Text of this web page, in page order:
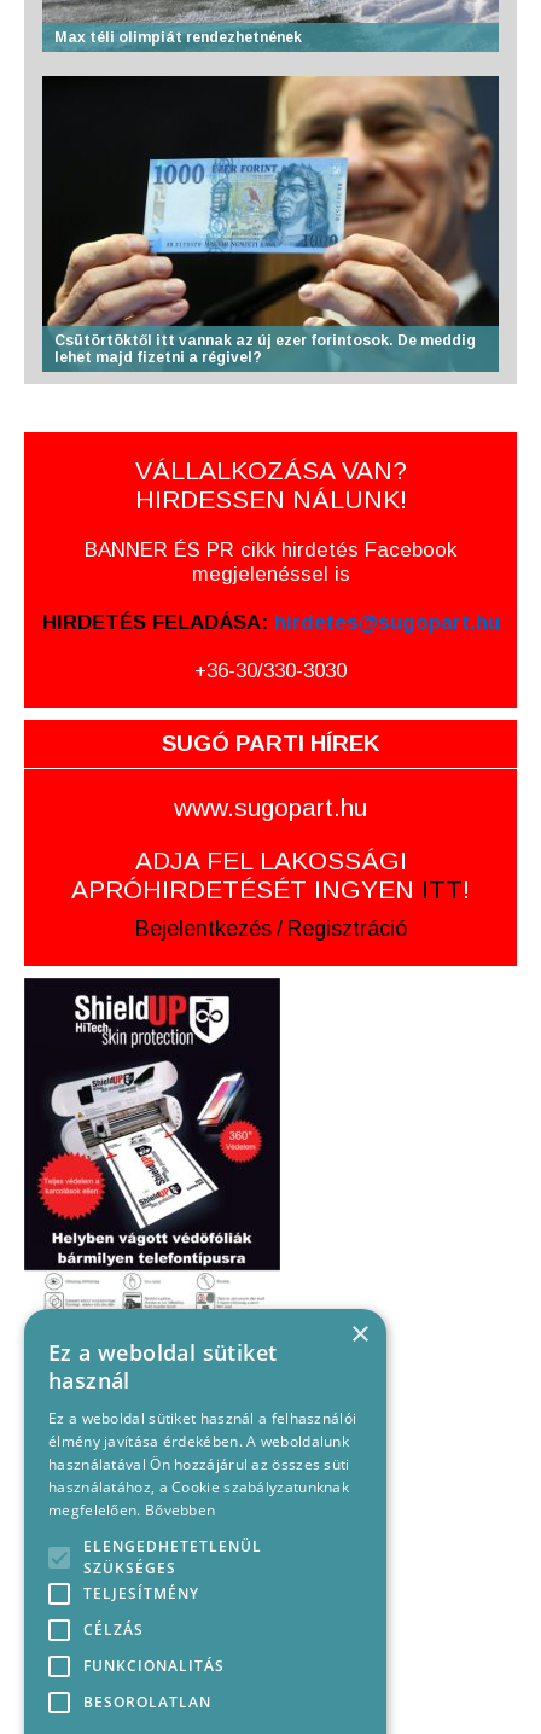
Max téli olimpiát rendezhetnének
Csütörtöktől itt vannak az új ezer forintosok. De meddig
lehet majd fizetni a régivel?
VÁLLALKOZÁSA VAN?
HIRDESSEN NÁLUNK!
BANNER ÉS PR cikk hirdetés Facebook
megjelenéssel is
HIRDETÉS FELADÁSA: hirdetes@sugopart.hu
+36-30/330-3030
SUGÓ PARTI HÍREK
www.sugopart.hu
ADJA FEL LAKOSSÁGI
APRÓHIRDETÉSÉT INGYEN ITT!
Bejelentkezés / Regisztráció
×
Ez a weboldal sütiket
használ
Ez a weboldal sütiket használ a felhasználói
élmény javítása érdekében. A weboldalunk
használatával Ön hozzájárul az összes süti
használatához, a Cookie szabályzatunknak
megfelelően. Bővebben
ELENGEDHETETLENÜL
SZÜKSÉGES
TELJESÍTMÉNY
CÉLZÁS
FUNKCIONALITÁS
BESOROLATLAN